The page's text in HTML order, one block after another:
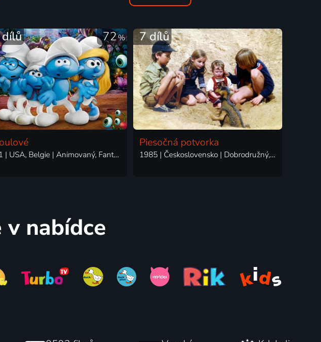
72%
1981 | USA, Belgie | Animovaný, Fantasy, Komedie, Rodinný
7 dílů
Piesočná potvorka
1985 | Československo | Dobrodružný, Fantasy, Komedie, Pohádka
nabídce